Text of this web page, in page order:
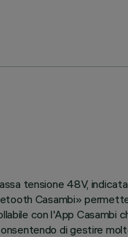
tensione 48V,
Casambi»
con l'App Casambi
di gestire